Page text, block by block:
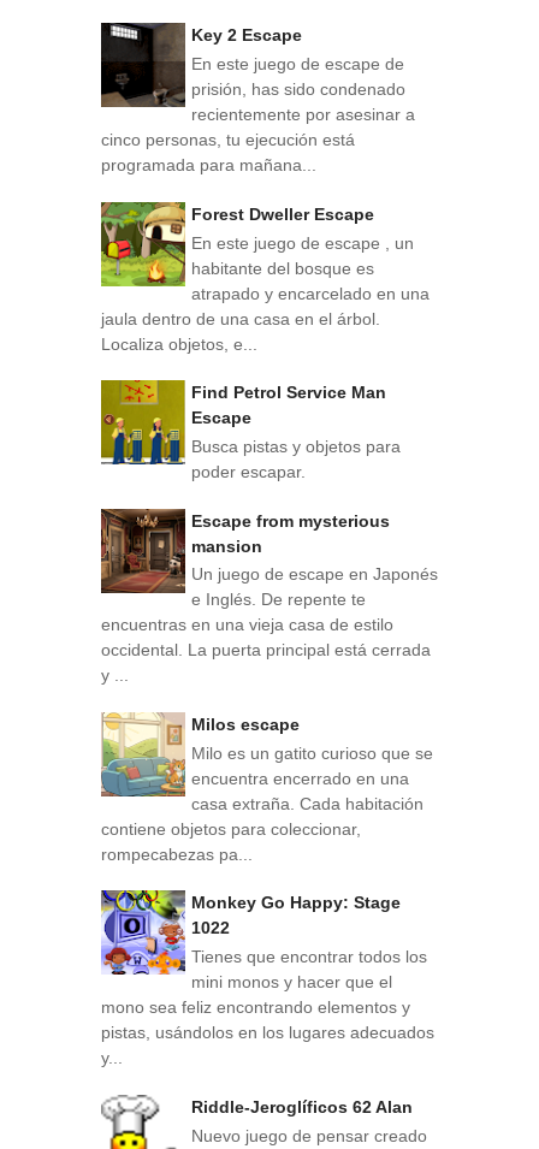
Key 2 Escape
En este juego de escape de
prisión, has sido condenado
recientemente por asesinar a
cinco personas, tu ejecución está
programada para mañana...
Forest Dweller Escape
En este juego de escape , un
habitante del bosque es
atrapado y encarcelado en una
jaula dentro de una casa en el árbol.
Localiza objetos, e...
Find Petrol Service Man
Escape
Busca pistas y objetos para
poder escapar.
Escape from mysterious
mansion
Un juego de escape en Japonés
e Inglés. De repente te
encuentras en una vieja casa de estilo
occidental. La puerta principal está cerrada
y ...
Milos escape
Milo es un gatito curioso que se
encuentra encerrado en una
casa extraña. Cada habitación
contiene objetos para coleccionar,
rompecabezas pa...
Monkey Go Happy: Stage
1022
Tienes que encontrar todos los
mini monos y hacer que el
mono sea feliz encontrando elementos y
pistas, usándolos en los lugares adecuados
y...
Riddle-Jeroglíficos 62 Alan
Nuevo juego de pensar creado